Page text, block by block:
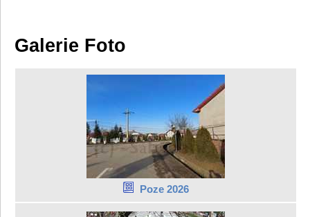
Galerie Foto
Poze 2026